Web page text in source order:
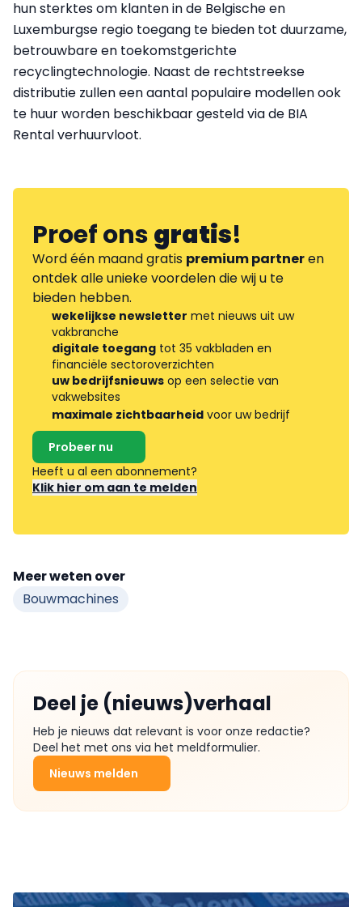
hun sterktes om klanten in de Belgische en
Luxemburgse regio toegang te bieden tot duurzame,
betrouwbare en toekomstgerichte
recyclingtechnologie. Naast de rechtstreekse
distributie zullen een aantal populaire modellen ook
te huur worden beschikbaar gesteld via de BIA
Rental verhuurvloot.
Proef onsgratis!
Word één maand gratis premium partneren
ontdek alle unieke voordelen die wij u te
bieden hebben.
wekelijkse newsletter met nieuws uit uw
vakbranche
digitale toegang tot 35 vakbladen en
financiële sectoroverzichten
uw bedrijfsnieuws op een selectie van
vakwebsites
maximale zichtbaarheid voor uw bedrijf
Probeer nu
Heeft u al een abonnement?
Klik hier om aan te melden
Meer weten over
Bouwmachines
Deel je (nieuws)verhaal
Heb je nieuws dat relevant is voor onze redactie?
Deel het met ons via het meldformulier.
Nieuws melden